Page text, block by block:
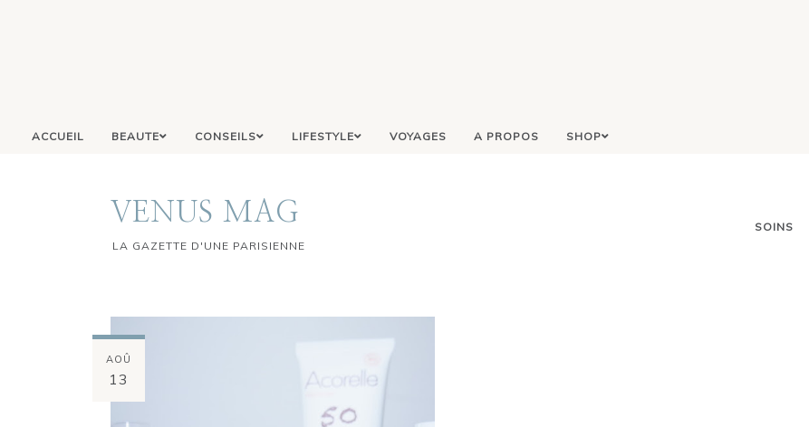
ACCUEIL BEAUTE CONSEILS LIFESTYLE VOYAGES A PROPOS SHOP
VENUS MAG
LA GAZETTE D'UNE PARISIENNE
SOINS
AOÛ
13